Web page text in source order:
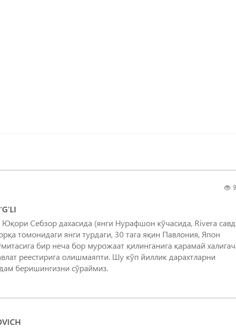
Себзор дахасида (янги Нурафшон кўчасида, Rivera
томонидаги янги турдаги, 30 тага яқин Павлония, Япон
бир неча бор мурожаат қилинганига қарамай
реестирига олишмаяпти. Шу кўп йиллик дарахтларни
беришингизни сўраймиз.